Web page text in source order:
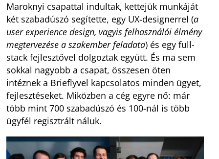
Maroknyi csapattal indultak, kettejük munkáját
két szabadúszó segítette, egy UX-designerrel (a
user experience design, vagyis felhasználói élmény
megtervezése a szakember feladata) és egy full-
stack fejlesztővel dolgoztak együtt. És ma sem
sokkal nagyobb a csapat, összesen öten
intéznek a Brieflyvel kapcsolatos minden ügyet,
fejlesztéseket. Miközben a cég egyre nő: már
több mint 700 szabadúszó és 100-nál is több
ügyfél regisztrált náluk.